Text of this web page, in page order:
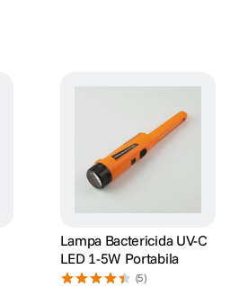
Lampa Bactericida UV-C
LED 1-5W Portabila
(5)